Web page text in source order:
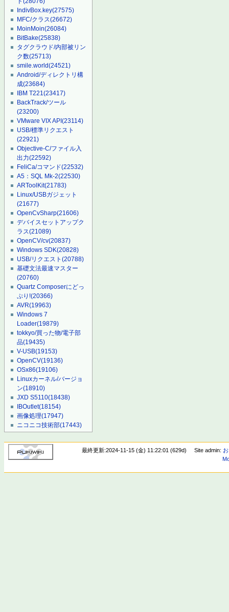
IndivBox.key(27575)
MFC/クラス(26672)
MoinMoin(26084)
BitBake(25838)
タグクラウド/内部被リン
ク数(25713)
smile.world(24521)
Android/ディレクトリ構
成(23684)
IBM T221(23417)
BackTrack/ツール
(23200)
VMware VIX API(23114)
USB/標準リクエスト
(22921)
Objective-C/ファイル入
出力(22592)
FeliCa/コマンド(22532)
A5：SQL Mk-2(22530)
ARToolKit(21783)
Linux/USBガジェット
(21677)
OpenCvSharp(21606)
デバイスセットアップク
ラス(21089)
OpenCV/cv(20837)
Windows SDK(20828)
USB/リクエスト(20788)
基礎文法最速マスター
(20760)
Quartz Composerにどっ
ぷり!(20366)
AVR(19963)
Windows 7
Loader(19879)
tokkyo/買った物/電子部
品(19435)
V-USB(19153)
OpenCV(19136)
OSx86(19106)
Linuxカーネル/バージョ
ン(18910)
JXD S5110(18438)
IBOutlet(18154)
画像処理(17947)
ニコニコ技術部(17443)
最終更新:2024-11-15 (金) 11:22:01 (629d) Site admin: